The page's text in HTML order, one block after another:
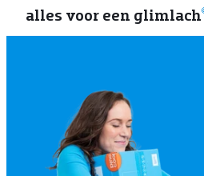
alles voor een glimlach